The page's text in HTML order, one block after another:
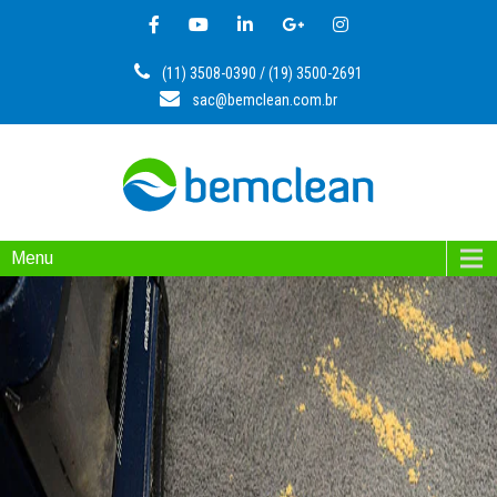
(11) 3508-0390 / (19) 3500-2691
sac@bemclean.com.br
Menu